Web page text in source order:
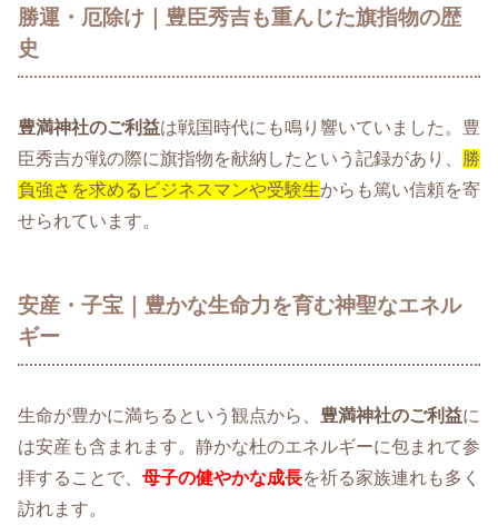
勝運・厄除け｜豊臣秀吉も重んじた旗指物の歴
史
豊満神社のご利益は戦国時代にも鳴り響いていました。豊
臣秀吉が戦の際に旗指物を献納したという記録があり、
勝
負強さを求めるビジネスマンや受験生からも篤い信頼を寄
せられています。
安産・子宝｜豊かな生命力を育む神聖なエネル
ギー
生命が豊かに満ちるという観点から、 豊満神社のご利益に
は安産も含まれます。静かな杜のエネルギーに包まれて参
拝することで、 母子の健やかな成長を祈る家族連れも多く
訪れます。